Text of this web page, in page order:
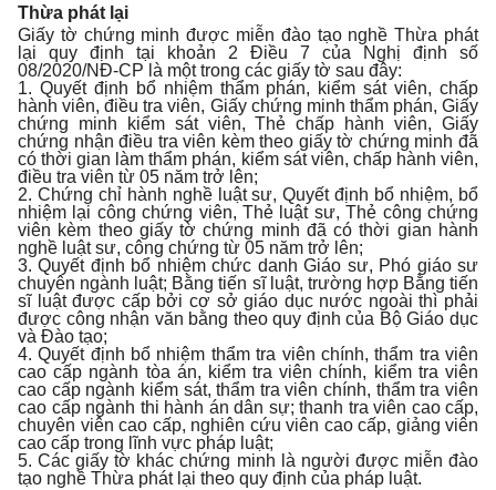
Thừa phát lại
Giấy tờ chứng minh được miễn đào tạo nghề Thừa phát
lại quy định tại khoản 2 Điều 7 của Nghị định số
08/2020/NĐ-CP là một trong các giấy tờ sau đây:
1. Quyết định bổ nhiệm thẩm phán, kiểm sát viên, chấp
hành viên, điều tra viên, Giấy chứng minh thẩm phán, Giấy
chứng minh kiểm sát viên, Thẻ chấp hành viên, Giấy
chứng nhận điều tra viên kèm theo giấy tờ chứng minh đã
có thời gian làm thẩm phán, kiểm sát viên, chấp hành viên,
điều tra viên từ 05 năm trở lên;
2. Chứng chỉ hành nghề luật sư, Quyết định bổ nhiệm, bổ
nhiệm lại công chứng viên, Thẻ luật sư, Thẻ công chứng
viên kèm theo giấy tờ chứng minh đã có thời gian hành
nghề luật sư, công chứng từ 05 năm trở lên;
3. Quyết định bổ nhiệm chức danh Giáo sư, Phó giáo sư
chuyên ngành luật; Bằng tiến sĩ luật, trường hợp Bằng tiến
sĩ luật được cấp bởi cơ sở giáo dục nước ngoài thì phải
được công nhận văn bằng theo quy định của Bộ Giáo dục
và Đào tạo;
4. Quyết định bổ nhiệm thẩm tra viên chính, thẩm tra viên
cao cấp ngành tòa án, kiểm tra viên chính, kiểm tra viên
cao cấp ngành kiểm sát, thẩm tra viên chính, thẩm tra viên
cao cấp ngành thi hành án dân sự; thanh tra viên cao cấp,
chuyên viên cao cấp, nghiên cứu viên cao cấp, giảng viên
cao cấp trong lĩnh vực pháp luật;
5. Các giấy tờ khác chứng minh là người được miễn đào
tạo nghề Thừa phát lại theo quy định của pháp luật.